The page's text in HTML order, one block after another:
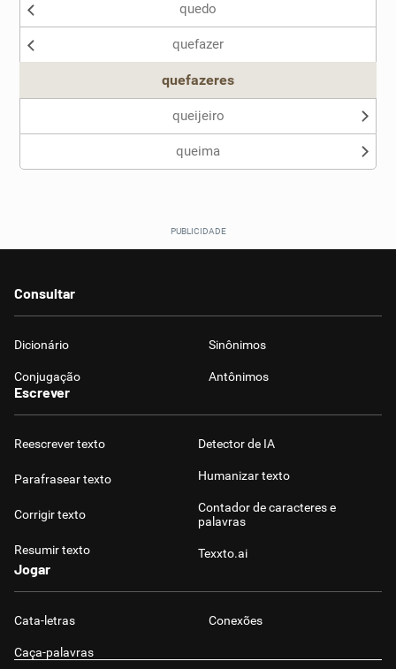
Nenhum dos sinônimos apresentados me ajudou
quedo
quefazer
quefazeres
queijeiro
queima
Consultar
Dicionário Sinônimos
Conjugação Antônimos
Escrever
Reescrever texto
Parafrasear texto
Corrigir texto
Resumir texto
Detector de IA
Humanizar texto
Contador de caracteres e
palavras
Texxto.ai
Jogar
Cata-letras Conexões
Caça-palavras